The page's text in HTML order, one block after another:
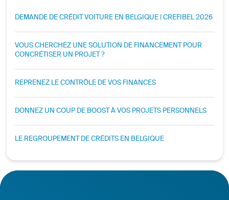
DEMANDE DE CRÉDIT VOITURE EN BELGIQUE | CREFIBEL 2026
VOUS CHERCHEZ UNE SOLUTION DE FINANCEMENT POUR
CONCRÉTISER UN PROJET ?
REPRENEZ LE CONTRÔLE DE VOS FINANCES
DONNEZ UN COUP DE BOOST À VOS PROJETS PERSONNELS
LE REGROUPEMENT DE CRÉDITS EN BELGIQUE